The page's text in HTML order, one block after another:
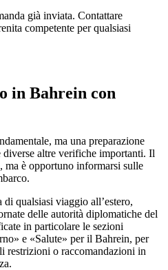
già inviata. Contattare
competente per qualsiasi
in Bahrein con
ma una preparazione
altre verifiche importanti. Il
ma è opportuno informarsi sulle
di qualsiasi viaggio all’estero,
delle autorità diplomatiche del
in particolare le sezioni
e «Salute» per il Bahrein, per
restrizioni o raccomandazioni in